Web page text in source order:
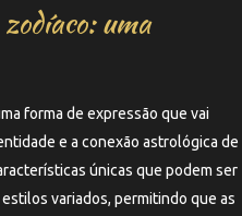
zodíaco: uma
forma de expressão que vai
e a conexão astrológica de
únicas que podem ser
variados, permitindo que as